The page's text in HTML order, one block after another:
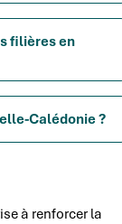
filières en
Calédonie ?
à renforcer la